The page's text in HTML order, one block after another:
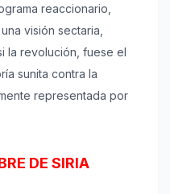
reaccionario,
visión sectaria,
la revolución, fuese el
sunita contra la
representada por
DE SIRIA